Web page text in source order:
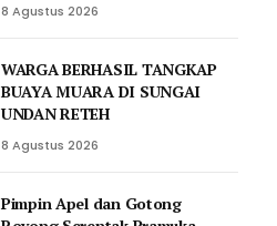
8 Agustus 2026
WARGA BERHASIL TANGKAP
BUAYA MUARA DI SUNGAI
UNDAN RETEH
8 Agustus 2026
Pimpin Apel dan Gotong